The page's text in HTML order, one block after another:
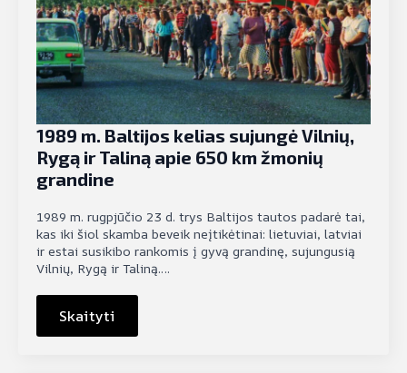
1989 m. Baltijos kelias sujungė Vilnių,
Rygą ir Taliną apie 650 km žmonių
grandine
1989 m. rugpjūčio 23 d. trys Baltijos tautos padarė tai,
kas iki šiol skamba beveik neįtikėtinai: lietuviai, latviai
ir estai susikibo rankomis į gyvą grandinę, sujungusią
Vilnių, Rygą ir Taliną.…
Skaityti